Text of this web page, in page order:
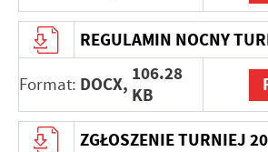
REGULAMIN NOCNY
Format: DOCX, 106.28
KB
ZGŁOSZENIE TURNIEJ